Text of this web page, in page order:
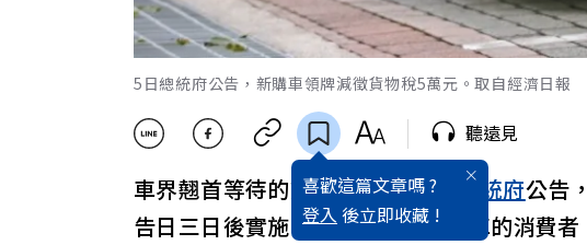
5日總統府公告，新購車領牌減徵貨物稅5萬元。取自經濟日報
喜歡這篇文章嗎 ?
登入 後立即收藏 !
聽遠見
車界翹首等待的貨物稅修正案5日 總統府公告
告日三日後實施，下週一起購買新車的消費